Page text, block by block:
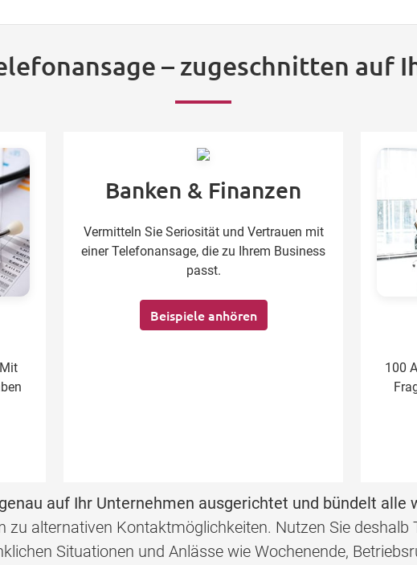
– zugeschnitten auf
Banken & Finanzen
Vermitteln Sie Seriosität und Vertrauen mit
einer Telefonansage, die zu Ihrem Business
passt.
Beispiele anhören
100
genau auf Ihr Unternehmen ausgerichtet und bündelt alle
zu alternativen Kontaktmöglichkeiten. Nutzen Sie deshalb
Situationen und Anlässe wie Wochenende,